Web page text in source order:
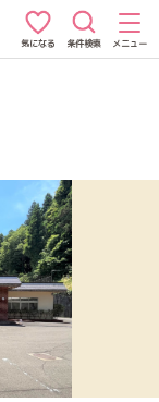
気になる 条件検索 メニュー